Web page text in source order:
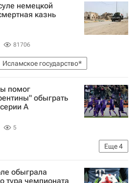
немецкой
казнь
81706
Исламское государство*
помог
обыграть
А
5
Еще4
Серия А 2026-2027 (Чемпионат Италии по футболу)
Федерико Кьеза
обыграла
тура чемпионата